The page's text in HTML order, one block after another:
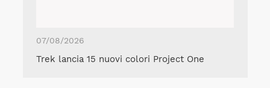
07/08/2026
Trek lancia 15 nuovi colori Project One